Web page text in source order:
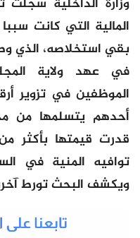
وزارة الداخلية سجلت
المالية التي كانت
في عهد ولاية
الموظفين في تزوير
أحدهم يتسلمها من
توافيه المنية في
ويكشف البحث تورط